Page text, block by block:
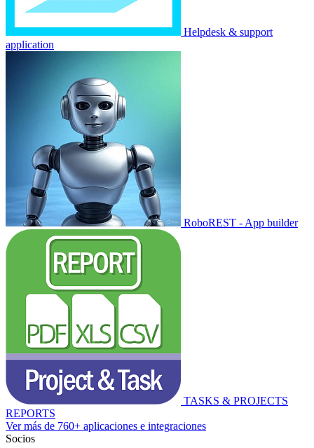
Helpdesk & support
application
RoboREST - App builder
TASKS & PROJECTS
REPORTS
Ver más de 760+ aplicaciones e integraciones
Socios